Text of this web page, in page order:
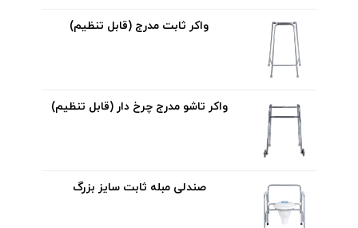
واکر ثابت مدرج (قابل تنظیم)
واکر تاشو مدرج چرخ دار (قابل تنظیم)
صندلی مبله ثابت سایز بزرگ